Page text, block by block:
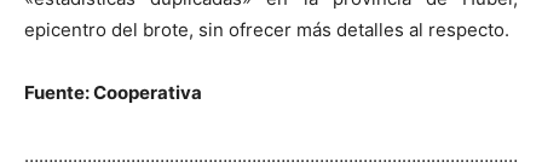
epicentro del brote, sin ofrecer más detalles al respecto.
Fuente: Cooperativa
…………………………………………………………………………………………